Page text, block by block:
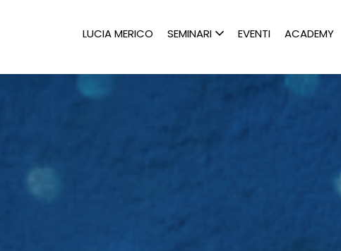
LUCIA MERICO SEMINARI EVENTI ACADEMY